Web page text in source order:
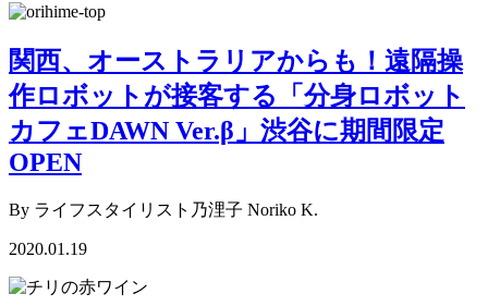
関西、オーストラリアからも！遠隔操
作ロボットが接客する「分身ロボット
カフェDAWN Ver.β」渋谷に期間限定
OPEN
By ライフスタイリスト乃浬子 Noriko K.
2020.01.19